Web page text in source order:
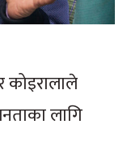
कोइरालाले
लागि